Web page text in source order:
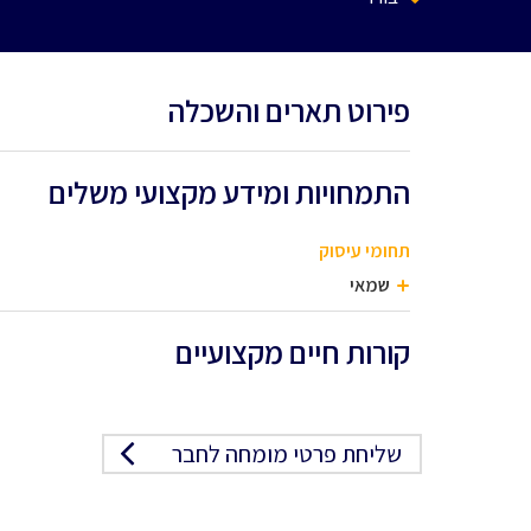
פירוט תארים והשכלה
התמחויות ומידע מקצועי משלים
תחומי עיסוק
שמאי
קורות חיים מקצועיים
שליחת פרטי מומחה לחבר